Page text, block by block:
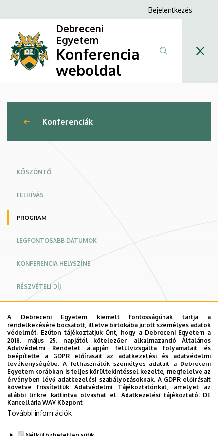
Juhász
Zsuzsa
Szakdolgozói
Konferencia
a
tartalomra
Anonim
menüje
Bejelentkezés
Debreceni
Egyetem
Konferencia
weboldal
Konferenciák
KÖSZÖNTŐ
FELHÍVÁS
PROGRAM
LEGFONTOSABB DÁTUMOK
KONFERENCIA HELYSZÍNE
RÉSZVÉTELI DÍJ
ABSZTRAKT BEKÜLDÉSE
KAPCSOLAT
ADATKEZELÉSI TÁJÉKOZTATÓ
X. Juhász Zsuzsa Szakdolgozói
Konferencia
A Debreceni Egyetem kiemelt fontosságúnak tartja a
rendelkezésére bocsátott, illetve birtokába jutott személyes adatok
védelmét. Ezúton tájékoztatjuk Önt, hogy a Debreceni Egyetem a
2018. május 25. napjától kötelezően alkalmazandó Általános
Adatvédelmi Rendelet alapján felülvizsgálta folyamatait és
beépítette a GDPR előírásait az adatkezelési és adatvédelmi
tevékenységébe. A felhasználók személyes adatait a Debreceni
Egyetem korábban is teljes körültekintéssel kezelte, megfelelve az
érvényben lévő adatkezelési szabályozásoknak. A GDPR előírásait
követve frissítettük Adatvédelmi Tájékoztatónkat, amelyet az
alábbi linkre kattintva olvashat el:Adatkezelési tájékoztató. DE
Kancellária WAV Központ
További információk